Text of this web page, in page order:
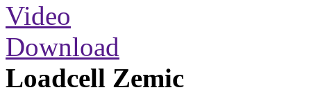
Video
Download
Loadcell Zemic